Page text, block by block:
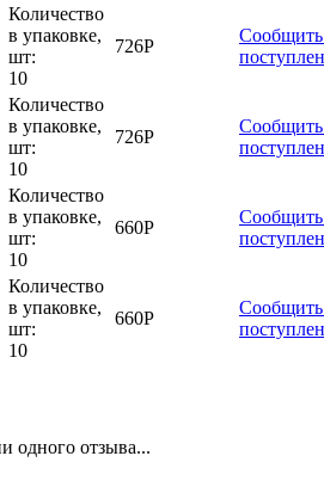
Количество
в упаковке,
шт:
10
726Р
Количество
в упаковке,
шт:
10
726Р
Количество
в упаковке,
шт:
10
660Р
Количество
в упаковке,
шт:
10
660Р
одного отзыва...